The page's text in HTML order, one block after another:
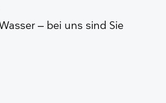
– bei uns sind Sie